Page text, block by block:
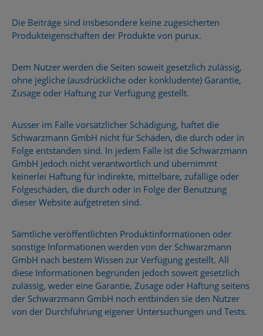
Die Beiträge sind insbesondere keine zugesicherten
Produkteigenschaften der Produkte von purux.
Dem Nutzer werden die Seiten soweit gesetzlich zulässig,
ohne jegliche (ausdrückliche oder konkludente) Garantie,
Zusage oder Haftung zur Verfügung gestellt.
Ausser im Falle vorsätzlicher Schädigung, haftet die
Schwarzmann GmbH nicht für Schäden, die durch oder in
Folge entstanden sind. In jedem Falle ist die Schwarzmann
GmbH jedoch nicht verantwortlich und übernimmt
keinerlei Haftung für indirekte, mittelbare, zufällige oder
Folgeschäden, die durch oder in Folge der Benutzung
dieser Website aufgetreten sind.
Sämtliche veröffentlichten Produktinformationen oder
sonstige Informationen werden von der Schwarzmann
GmbH nach bestem Wissen zur Verfügung gestellt. All
diese Informationen begründen jedoch soweit gesetzlich
zulässig, weder eine Garantie, Zusage oder Haftung seitens
der Schwarzmann GmbH noch entbinden sie den Nutzer
von der Durchführung eigener Untersuchungen und Tests.